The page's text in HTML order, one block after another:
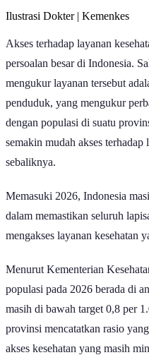
Ilustrasi Dokter | Kemenkes
Akses terhadap layanan
persoalan besar di Indonesia.
mengukur layanan tersebut
penduduk, yang mengukur
dengan populasi di suatu
semakin mudah akses
sebaliknya.
Memasuki 2026, Indonesia
dalam memastikan seluruh
mengakses layanan kesehatan
Menurut Kementerian
populasi pada 2026 berada di
masih di bawah target 0,8 per
provinsi mencatatkan rasio
akses kesehatan yang masih